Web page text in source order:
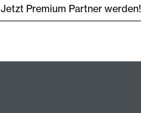
Jetzt Premium Partner werden!